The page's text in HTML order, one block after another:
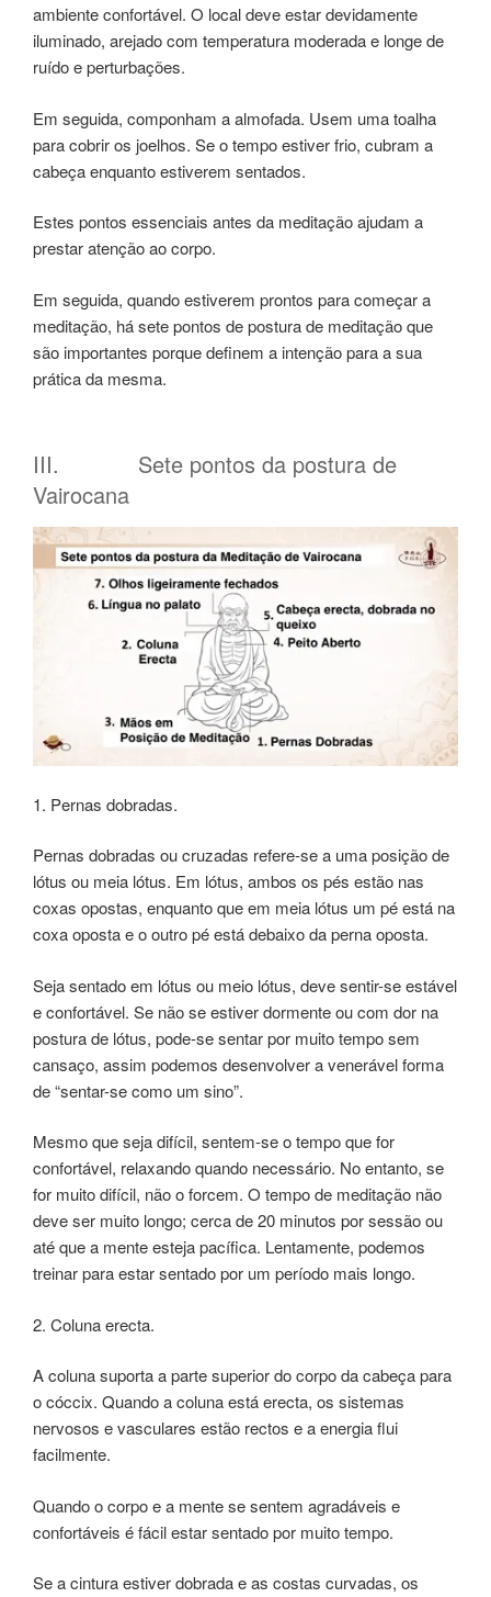
ambiente confortável. O local deve estar devidamente
iluminado, arejado com temperatura moderada e longe de
ruído e perturbações.
Em seguida, componham a almofada. Usem uma toalha
para cobrir os joelhos. Se o tempo estiver frio, cubram a
cabeça enquanto estiverem sentados.
Estes pontos essenciais antes da meditação ajudam a
prestar atenção ao corpo.
Em seguida, quando estiverem prontos para começar a
meditação, há sete pontos de postura de meditação que
são importantes porque definem a intenção para a sua
prática da mesma.
III. Sete pontos da postura de
Vairocana
1. Pernas dobradas.
Pernas dobradas ou cruzadas refere-se a uma posição de
lótus ou meia lótus. Em lótus, ambos os pés estão nas
coxas opostas, enquanto que em meia lótus um pé está na
coxa oposta e o outro pé está debaixo da perna oposta.
Seja sentado em lótus ou meio lótus, deve sentir-se estável
e confortável. Se não se estiver dormente ou com dor na
postura de lótus, pode-se sentar por muito tempo sem
cansaço, assim podemos desenvolver a venerável forma
de “sentar-se como um sino”.
Mesmo que seja difícil, sentem-se o tempo que for
confortável, relaxando quando necessário. No entanto, se
for muito difícil, não o forcem. O tempo de meditação não
deve ser muito longo; cerca de 20 minutos por sessão ou
até que a mente esteja pacífica. Lentamente, podemos
treinar para estar sentado por um período mais longo.
2. Coluna erecta.
A coluna suporta a parte superior do corpo da cabeça para
o cóccix. Quando a coluna está erecta, os sistemas
nervosos e vasculares estão rectos e a energia flui
facilmente.
Quando o corpo e a mente se sentem agradáveis e
confortáveis é fácil estar sentado por muito tempo.
Se a cintura estiver dobrada e as costas curvadas, os